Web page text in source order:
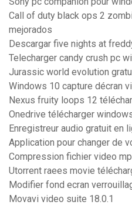
Call of duty black ops 2
mejorados
Descargar five nights at
Telecharger candy crush pc
Jurassic world evolution
Windows 10 capture décran
Nexus fruity loops 12
Onedrive télécharger
Enregistreur audio gratuit en
Application pour changer de
Compression fichier video
Utorrent raees movie
Modifier fond ecran
Movavi video suite 18.0.1